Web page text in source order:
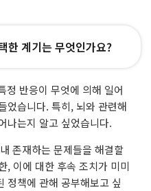
한 계기는 무엇인가요?
정 반응이 무엇에 의해 일어
었습니다. 특히, 뇌와 관련해
나는지 알고 싶었습니다.
존재하는 문제들을 해결할
, 이에 대한 후속 조치가 미미
정책에 관해 공부해보고 싶